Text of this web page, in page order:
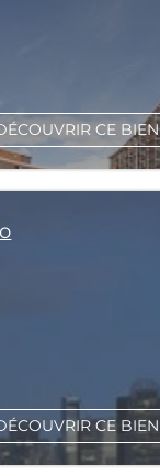
CE BIEN
CE BIEN